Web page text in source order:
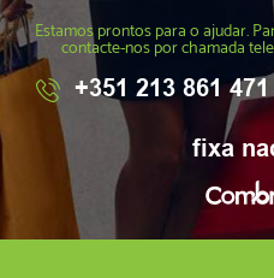
Estamos prontos para o ajudar.
contacte-nos por chamada
+351 213 861
fixa